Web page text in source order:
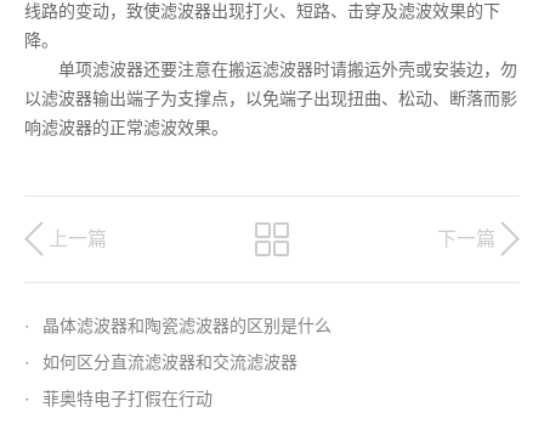
线路的变动，致使滤波器出现打火、短路、击穿及滤波效果的下
降。
单项滤波器还要注意在搬运滤波器时请搬运外壳或安装边，勿
以滤波器输出端子为支撑点，以免端子出现扭曲、松动、断落而影
响滤波器的正常滤波效果。
上一篇 下一篇
·
晶体滤波器和陶瓷滤波器的区别是什么
·
如何区分直流滤波器和交流滤波器
·
菲奥特电子打假在行动